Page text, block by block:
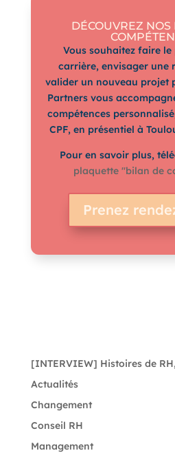
DÉCOUVREZ
Vous souhaitez faire
carrière, envisager une
valider un nouveau projet
Partners vous
compétences
CPF, en présentiel à
Pour en savoir plus,
plaquette "bilan de
Prenez
[INTERVIEW] Histoires de
Actualités
Changement
Conseil RH
Management